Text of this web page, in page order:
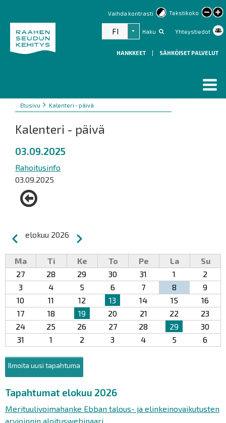
Tekstikoko
text
Vaihda kontrasti
Haku Yhteystiedot
FI Listaa lisätoiminnot
HANKKEET | SÄHKÖISET PALVELUT
Murupolku
You
here:
Etusivu Kalenteri - päivä
Kalenteri - päivä
03.09.2025
Rahoitusinfo
03.09.2025
Sivutus
Edellinen
elokuu 2026 Seuraava
Ma Ti Ke To Pe La
Su
27
28 29 30 31 1
2
3
4 5 6 7 8
9
10
11 12 13 14 15
16
17
18 19 20 21 22
23
24
25 26 27 28 29
30
31
1 2 3 4 5 6
Ilmoita uusi tapahtuma
Tapahtumat elokuu 2026
Merituulivoimahanke Ebban talous- ja elinkeinovaikutusten
arvioinnin aloituswebinaari